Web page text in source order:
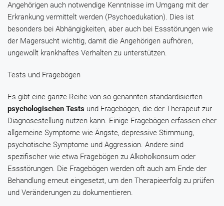
Angehörigen auch notwendige Kenntnisse im Umgang mit der
Erkrankung vermittelt werden (Psychoedukation). Dies ist
besonders bei Abhängigkeiten, aber auch bei Essstörungen wie
der Magersucht wichtig, damit die Angehörigen aufhören,
ungewollt krankhaftes Verhalten zu unterstützen.
Tests und Fragebögen
Es gibt eine ganze Reihe von so genannten standardisierten
psychologischen Tests und Fragebögen, die der Therapeut zur
Diagnosestellung nutzen kann. Einige Fragebögen erfassen eher
allgemeine Symptome wie Ängste, depressive Stimmung,
psychotische Symptome und Aggression. Andere sind
spezifischer wie etwa Fragebögen zu Alkoholkonsum oder
Essstörungen. Die Fragebögen werden oft auch am Ende der
Behandlung erneut eingesetzt, um den Therapieerfolg zu prüfen
und Veränderungen zu dokumentieren.